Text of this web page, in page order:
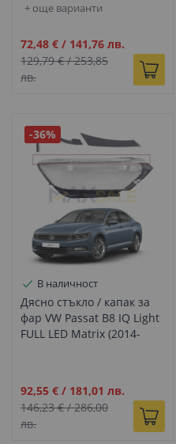
+ още варианти
Промо
цена
72,48 € / 141,76 лв.
129,79 €/253,85
лв.
-36%
В наличност
Дясно стъкло / капак за
фар VW Passat B8 IQ Light
FULL LED Matrix (2014-
Промо
цена
92,55 € / 181,01 лв.
146,23 €/286,00
лв.